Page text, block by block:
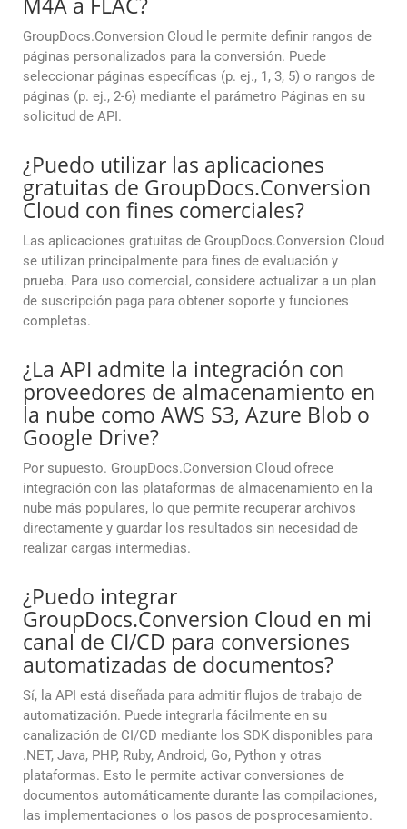
GroupDocs.Conversion Cloud le permite definir rangos de
páginas personalizados para la conversión. Puede
seleccionar páginas específicas (p. ej., 1, 3, 5) o rangos de
páginas (p. ej., 2-6) mediante el parámetro Páginas en su
solicitud de API.
¿Puedo utilizar las aplicaciones
gratuitas de GroupDocs.Conversion
Cloud con fines comerciales?
Las aplicaciones gratuitas de GroupDocs.Conversion Cloud
se utilizan principalmente para fines de evaluación y
prueba. Para uso comercial, considere actualizar a un plan
de suscripción paga para obtener soporte y funciones
completas.
¿La API admite la integración con
proveedores de almacenamiento en
la nube como AWS S3, Azure Blob o
Google Drive?
Por supuesto. GroupDocs.Conversion Cloud ofrece
integración con las plataformas de almacenamiento en la
nube más populares, lo que permite recuperar archivos
directamente y guardar los resultados sin necesidad de
realizar cargas intermedias.
¿Puedo integrar
GroupDocs.Conversion Cloud en mi
canal de CI/CD para conversiones
automatizadas de documentos?
Sí, la API está diseñada para admitir flujos de trabajo de
automatización. Puede integrarla fácilmente en su
canalización de CI/CD mediante los SDK disponibles para
.NET, Java, PHP, Ruby, Android, Go, Python y otras
plataformas. Esto le permite activar conversiones de
documentos automáticamente durante las compilaciones,
las implementaciones o los pasos de posprocesamiento.